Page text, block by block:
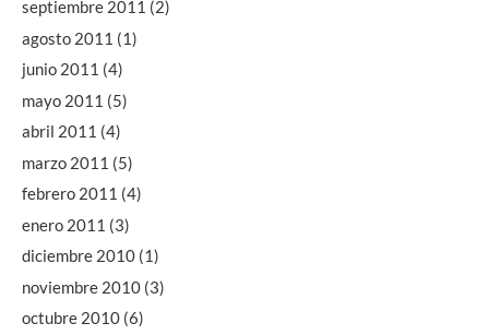
septiembre 2011 (2)
agosto 2011 (1)
junio 2011 (4)
mayo 2011 (5)
abril 2011 (4)
marzo 2011 (5)
febrero 2011 (4)
enero 2011 (3)
diciembre 2010 (1)
noviembre 2010 (3)
octubre 2010 (6)